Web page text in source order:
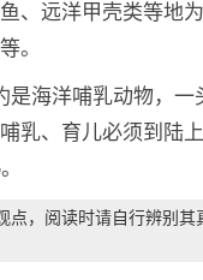
、远洋甲壳类等地
。
是海洋哺乳动物，
乳、育儿必须到陆
点，阅读时请自行辨别